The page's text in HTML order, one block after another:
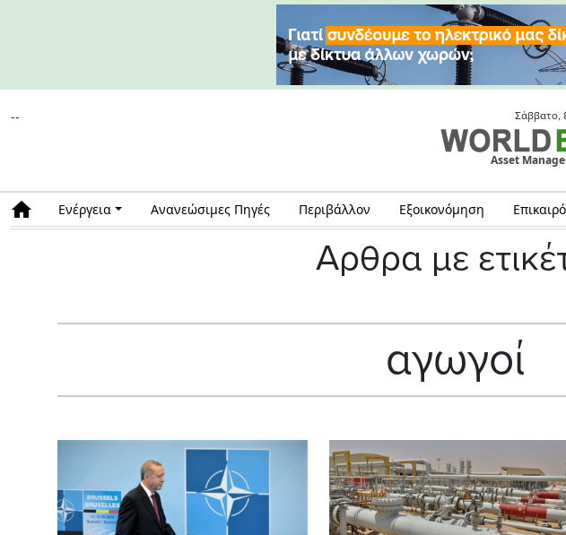
-- Σάββατο,
Asset
Ενέργεια Ανανεώσιμες Πηγές Περιβάλλον Εξοικονόμηση
Αρθρα με
αγωγοί